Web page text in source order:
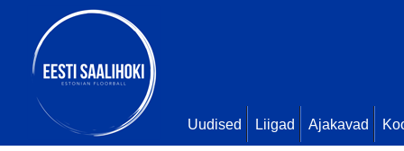
Uudised Liigad Ajakavad